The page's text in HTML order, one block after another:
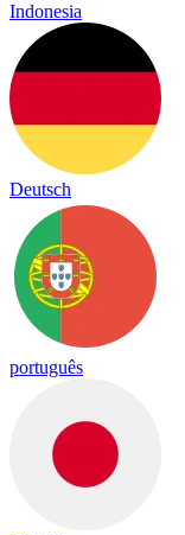
Indonesia
Deutsch
português